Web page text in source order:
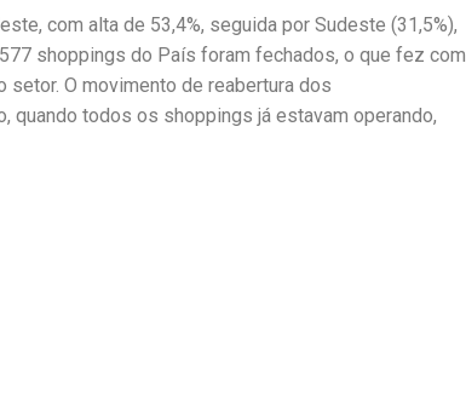
com alta de 53,4%, seguida por Sudeste (31,5%),
shoppings do País foram fechados, o que fez com
O movimento de reabertura dos
todos os shoppings já estavam operando,